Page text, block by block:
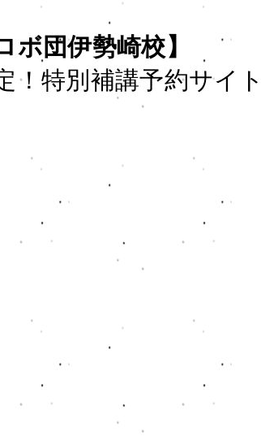
ボ団伊勢崎校】
！特別補講予約サイ